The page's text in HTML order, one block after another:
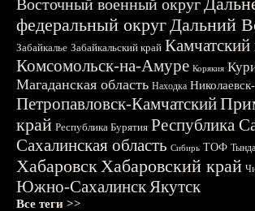
Восточный военный округ
федеральный округДальний
Забайкалье Забайкальский край Камчатский
Комсомольск-на-Амуре Корякия
Магаданская область Находка
Петропавловск-Камчатский
край Республика Бурятия Республика
Сахалинская область Сибирь ТОФ Тында
ХабаровскХабаровский край
Южно-СахалинскЯкутск
Все теги >>